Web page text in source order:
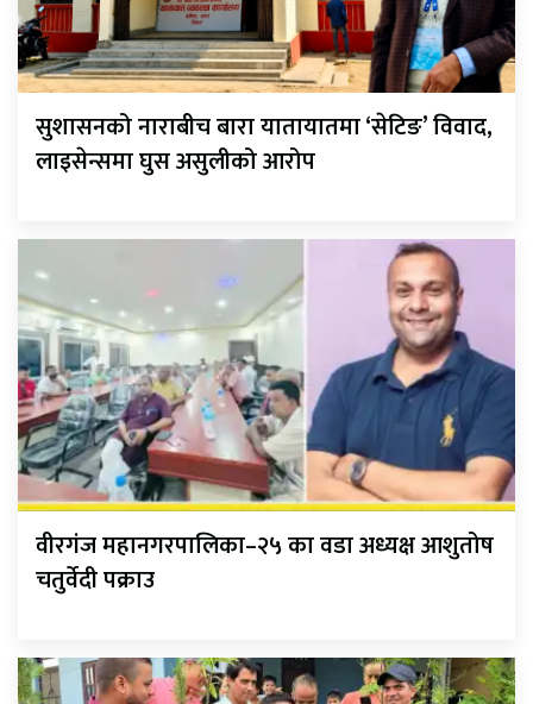
सुशासनको नाराबीच बारा यातायातमा ‘सेटिङ’ विवाद,
लाइसेन्समा घुस असुलीको आरोप
वीरगंज महानगरपालिका–२५ का वडा अध्यक्ष आशुतोष
चतुर्वेदी पक्राउ